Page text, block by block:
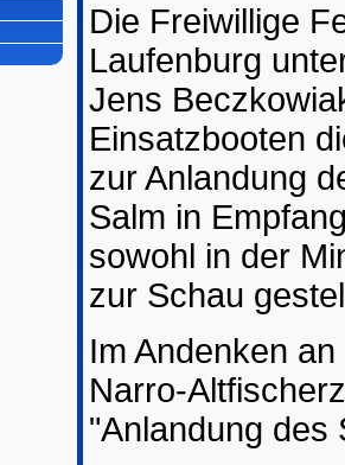
Die Freiwillige
Laufenburg
Jens
Einsatzbooten
zur Anlandung
Salm in
sowohl in der
zur Schau
Im Andenken
Narro-
"Anlandung des